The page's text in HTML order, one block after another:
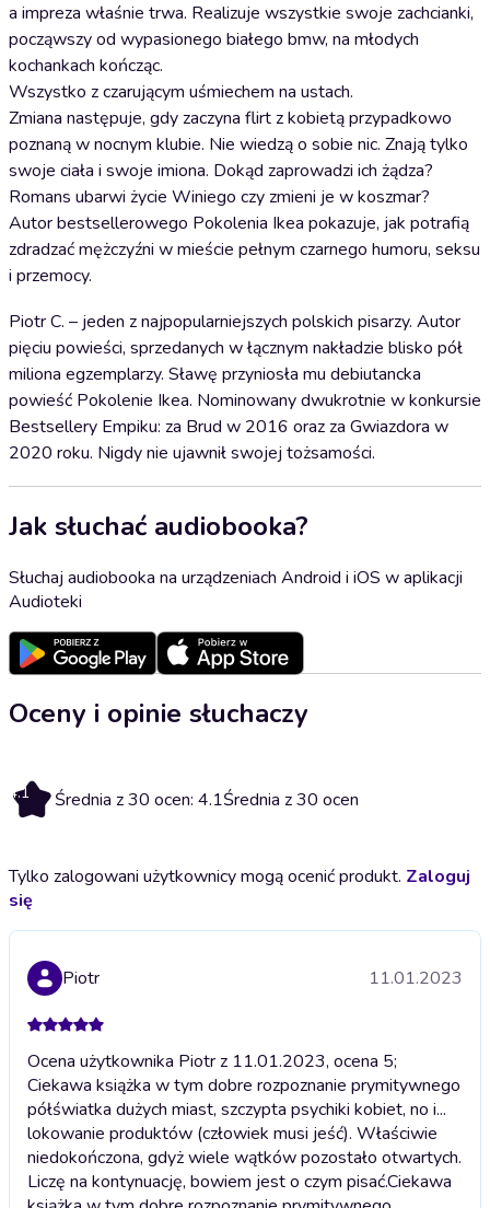
a impreza właśnie trwa. Realizuje wszystkie swoje zachcianki,
począwszy od wypasionego białego bmw, na młodych
kochankach kończąc.
Wszystko z czarującym uśmiechem na ustach.
Zmiana następuje, gdy zaczyna flirt z kobietą przypadkowo
poznaną w nocnym klubie. Nie wiedzą o sobie nic. Znają tylko
swoje ciała i swoje imiona. Dokąd zaprowadzi ich żądza?
Romans ubarwi życie Winiego czy zmieni je w koszmar?
Autor bestsellerowego Pokolenia Ikea pokazuje, jak potrafią
zdradzać mężczyźni w mieście pełnym czarnego humoru, seksu
i przemocy.
Piotr C. – jeden z najpopularniejszych polskich pisarzy. Autor
pięciu powieści, sprzedanych w łącznym nakładzie blisko pół
miliona egzemplarzy. Sławę przyniosła mu debiutancka
powieść Pokolenie Ikea. Nominowany dwukrotnie w konkursie
Bestsellery Empiku: za Brud w 2016 oraz za Gwiazdora w
2020 roku. Nigdy nie ujawnił swojej tożsamości.
Jak słuchać audiobooka?
Słuchaj audiobooka na urządzeniach Android i iOS w aplikacji
Audioteki
Oceny i opinie słuchaczy
4.1 Średnia z 30 ocen: 4.1Średnia z 30 ocen
Tylko zalogowani użytkownicy mogą ocenić produkt. Zaloguj
się
Piotr 11.01.2023
Ocena użytkownika Piotr z 11.01.2023, ocena 5;
Ciekawa książka w tym dobre rozpoznanie prymitywnego
półświatka dużych miast, szczypta psychiki kobiet, no i...
lokowanie produktów (człowiek musi jeść). Właściwie
niedokończona, gdyż wiele wątków pozostało otwartych.
Liczę na kontynuację, bowiem jest o czym pisać.Ciekawa